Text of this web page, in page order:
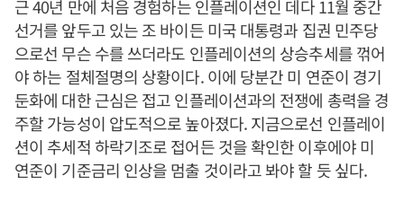
근 40년 만에 처음 경험하는 인플레이션인 데다 11월 중간
선거를 앞두고 있는 조 바이든 미국 대통령과 집권 민주당
으로선 무슨 수를 쓰더라도 인플레이션의 상승추세를 꺾어
야 하는 절체절명의 상황이다. 이에 당분간 미 연준이 경기
둔화에 대한 근심은 접고 인플레이션과의 전쟁에 총력을 경
주할 가능성이 압도적으로 높아졌다. 지금으로선 인플레이
션이 추세적 하락기조로 접어든 것을 확인한 이후에야 미
연준이 기준금리 인상을 멈출 것이라고 봐야 할 듯 싶다.